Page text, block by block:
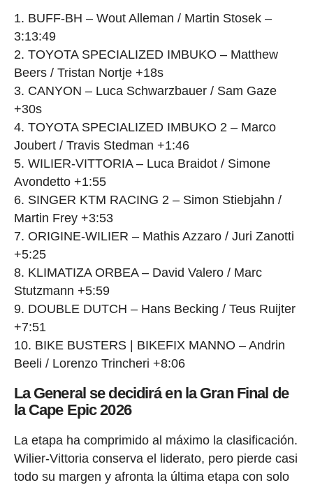
1. BUFF-BH – Wout Alleman / Martin Stosek –
3:13:49
2. TOYOTA SPECIALIZED IMBUKO – Matthew
Beers / Tristan Nortje +18s
3. CANYON – Luca Schwarzbauer / Sam Gaze
+30s
4. TOYOTA SPECIALIZED IMBUKO 2 – Marco
Joubert / Travis Stedman +1:46
5. WILIER-VITTORIA – Luca Braidot / Simone
Avondetto +1:55
6. SINGER KTM RACING 2 – Simon Stiebjahn /
Martin Frey +3:53
7. ORIGINE-WILIER – Mathis Azzaro / Juri Zanotti
+5:25
8. KLIMATIZA ORBEA – David Valero / Marc
Stutzmann +5:59
9. DOUBLE DUTCH – Hans Becking / Teus Ruijter
+7:51
10. BIKE BUSTERS | BIKEFIX MANNO – Andrin
Beeli / Lorenzo Trincheri +8:06
La General se decidirá en la Gran Final de
la Cape Epic 2026
La etapa ha comprimido al máximo la clasificación.
Wilier-Vittoria conserva el liderato, pero pierde casi
todo su margen y afronta la última etapa con solo